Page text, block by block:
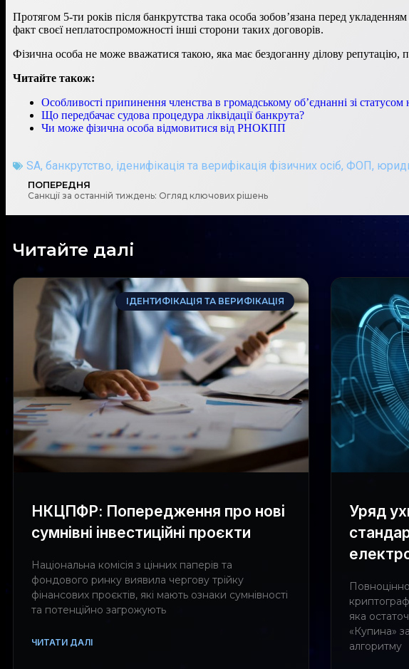
Протягом 5-ти років після банкрутства така особа зобов’язана перед
факт своєї неплатоспроможності інші сторони таких договорів.
Фізична особа не може вважатися такою, яка має бездоганну ділову репутацію,
Читайте також:
Особливості припинення членства в громадському об’єднанні зі
Що передбачає судова процедура ліквідації банкрута?
Чи може фізична особа відмовитися від РНОКПП
SA, банкрутство, іденифікація та верифікація фізичних осіб, ФОП,
ПОПЕРЕДНЯ
Санкції за останній тиждень: Огляд ключових рішень
Читайте далі
ІДЕНТИФІКАЦІЯ ТА ВЕРИФІКАЦІЯ
НКЦПФР: Попередження про нові
сумнівні інвестиційні проєкти
Національна комісія з цінних паперів та
фондового ринку виявила чергову трійку
фінансових проєктів, які мають ознаки сумнівності
та потенційно загрожують
ЧИТАТИ ДАЛІ
Уряд
яка
«Купина»
алгоритму